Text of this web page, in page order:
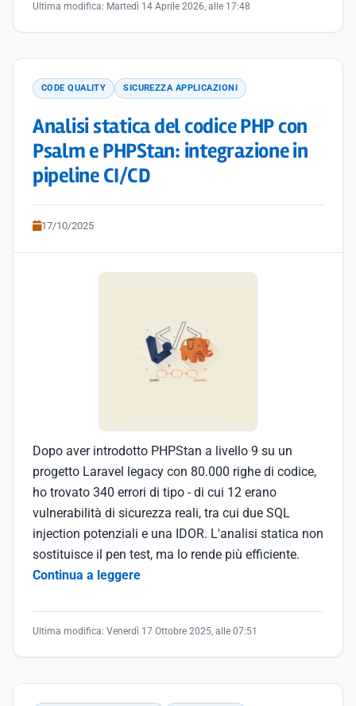
Ultima modifica: Martedì 14 Aprile 2026, alle 17:48
CODE QUALITY SICUREZZA APPLICAZIONI
Analisi statica del codice PHP con
Psalm e PHPStan: integrazione in
pipeline CI/CD
17/10/2025
Dopo aver introdotto PHPStan a livello 9 su un
progetto Laravel legacy con 80.000 righe di codice,
ho trovato 340 errori di tipo - di cui 12 erano
vulnerabilità di sicurezza reali, tra cui due SQL
injection potenziali e una IDOR. L'analisi statica non
sostituisce il pen test, ma lo rende più efficiente.
Continua a leggere
Ultima modifica: Venerdì 17 Ottobre 2025, alle 07:51